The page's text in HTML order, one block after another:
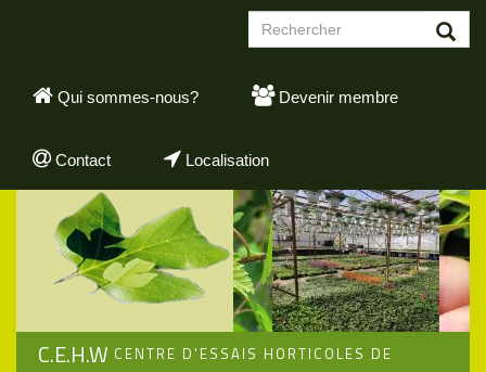
Formulaire
de
Qui sommes-nous? Devenir membre
Contact Localisation
C.E.H.W CENTRE D'ESSAIS HORTICOLES DE